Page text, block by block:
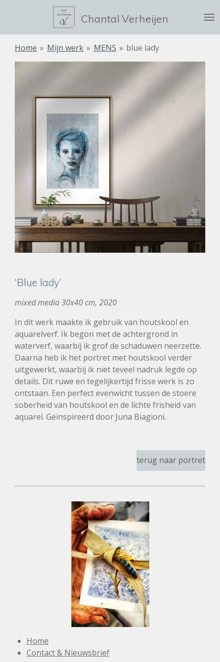
naar
Chantal Verheijen
Home » Mijn werk » MENS » blue lady
‘Blue lady’
mixed media 30x40 cm, 2020
In dit werk maakte ik gebruik van houtskool en
aquarelverf. Ik begon met de achtergrond in
waterverf, waarbij ik grof de schaduwen neerzette.
Daarna heb ik het portret met houtskool verder
uitgewerkt, waarbij ik niet teveel nadruk legde op
details. Dit ruwe en tegelijkertijd frisse werk is zo
ontstaan. Een perfect evenwicht tussen de stoere
soberheid van houtskool en de lichte frisheid van
aquarel. Geïnspireerd door Juna Biagioni.
terug naar portret
Home
Contact & Nieuwsbrief